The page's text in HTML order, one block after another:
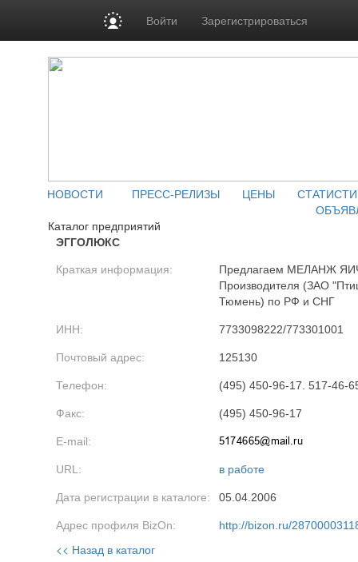
Войти Зарегистрироваться
НОВОСТИ ПРЕСС-РЕЛИЗЫ ЦЕНЫ
Каталог предприятий
ЭГГОЛЮКС
Краткая информация:
Предлагаем МЕЛАНЖ
Производителя (ЗАО
Тюмень) по РФ и СНГ
ИНН: 7733098222/773301001
Почтовый адрес: 125130
Телефон: (495) 450-96-17. 517-46-
Факс: (495) 450-96-17
E-mail:
URL: в работе
Дата регистрации в каталоге: 05.04.2006
Адрес профиля BizOn: http://bizon.ru/
<< Назад в каталог